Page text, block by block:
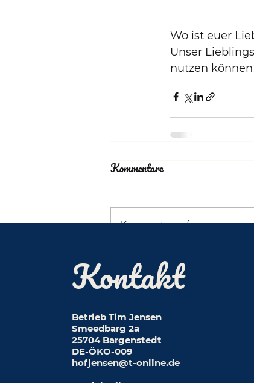
Wo ist euer
Unser
nutzen können
Kommentare
Kommentar verfassen...
Kontakt
Betrieb Tim Jensen
Smeedbarg 2a
25704 Bargenstedt
DE-ÖKO-009
hofjensen@t-online.de